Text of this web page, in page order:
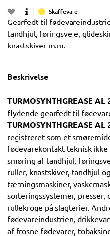
Skaffevare
Gearfedt til
tandhjul, føringsveje,
knastskiver m.m.
Beskrivelse
TURMOSYNTHGREASE AL
flydende gearfedt til
TURMOSYNTHGREASE AL
registreret som et
fødevarekontakt teknisk
smøring af tandhjul,
ruller, knastskiver, tandhjul
tætningsmaskiner,
sorteringssystemer,
rullekroge på slagterier.
fødevareindustrien,
af frosne fødevarer,